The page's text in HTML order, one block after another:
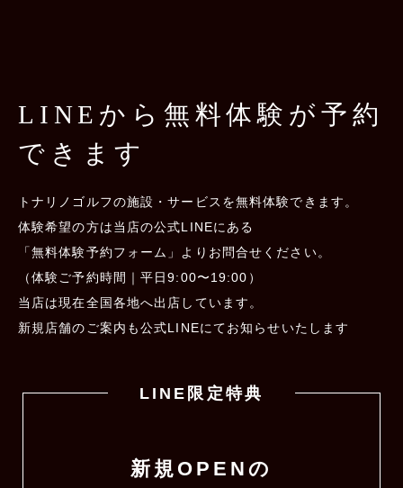
LINEから 無料体験が予約
できます
トナリノゴルフの施設・サービスを無料体験できます。
体験希望の方は当店の公式LINEにある
「無料体験予約フォーム」よりお問合せください。
（体験ご予約時間｜平日9:00〜19:00）
当店は現在全国各地へ出店しています。
新規店舗のご案内も公式LINEにてお知らせいたします
LINE限定特典
新規OPENの